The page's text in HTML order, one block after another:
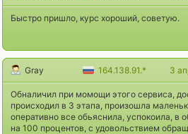
Быстро пришло, курс хороший, советую.
Gray 164.138.91.* 3
Обналичил при момощи этого сервиса,
происходил в 3 этапа, произошла
оперативно все обьяснила, успокоила,
на 100 процентов, с удовольствием